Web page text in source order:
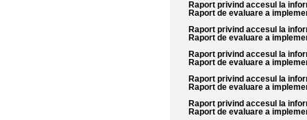
Raport privind accesul la
Raport de evaluare a
Raport privind accesul la
Raport de evaluare a
Raport privind accesul la
Raport de evaluare a
Raport privind accesul la
Raport de evaluare a
Raport privind accesul la
Raport de evaluare a